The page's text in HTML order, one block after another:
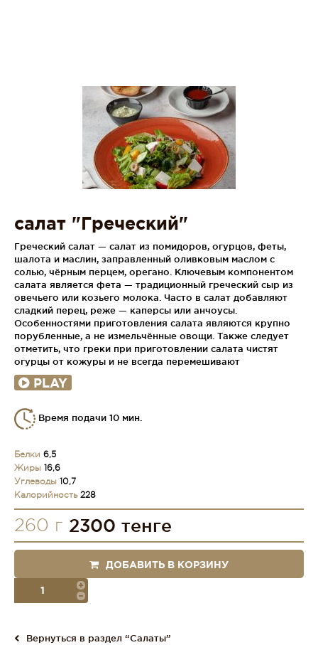
салат "Греческий"
Греческий салат — салат из помидоров, огурцов, феты,
шалота и маслин, заправленный оливковым маслом с
солью, чёрным перцем, орегано. Ключевым компонентом
салата является фета — традиционный греческий сыр из
овечьего или козьего молока. Часто в салат добавляют
сладкий перец, реже — каперсы или анчоусы.
Особенностями приготовления салата являются крупно
порубленные, а не измельчённые овощи. Также следует
отметить, что греки при приготовлении салата чистят
огурцы от кожуры и не всегда перемешивают
PLAY
Время подачи 10 мин.
Белки 6,5
Жиры 16,6
Углеводы 10,7
Калорийность 228
260 г 2300 тенге
ДОБАВИТЬ В КОРЗИНУ
Вернуться в раздел “Салаты”